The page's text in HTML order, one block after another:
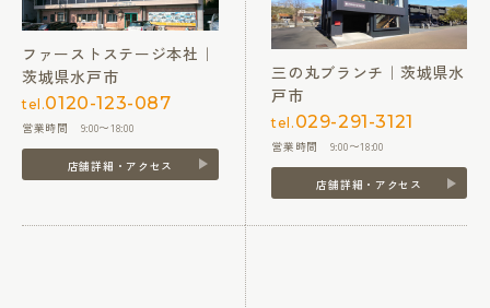
ファーストステージ本社｜
茨城県水戸市
tel.0120-123-087
営業時間 9:00〜18:00
店舗詳細・アクセス
三の丸ブランチ｜茨城県水
戸市
tel. 029-291-3121
営業時間 9:00〜18:00
店舗詳細・アクセス